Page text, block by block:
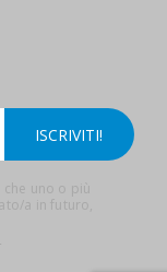
uno o più
a in futuro,